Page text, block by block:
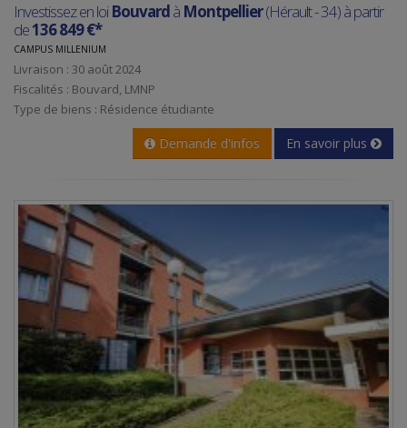
Investissez en loiBouvardà Montpellier(Hérault - 34) à partir
de136 849 €*
CAMPUS MILLENIUM
Livraison : 30 août 2024
Fiscalités : Bouvard, LMNP
Type de biens : Résidence étudiante
Demande d'infos En savoir plus